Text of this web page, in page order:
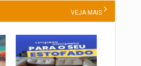
VEJA MAIS